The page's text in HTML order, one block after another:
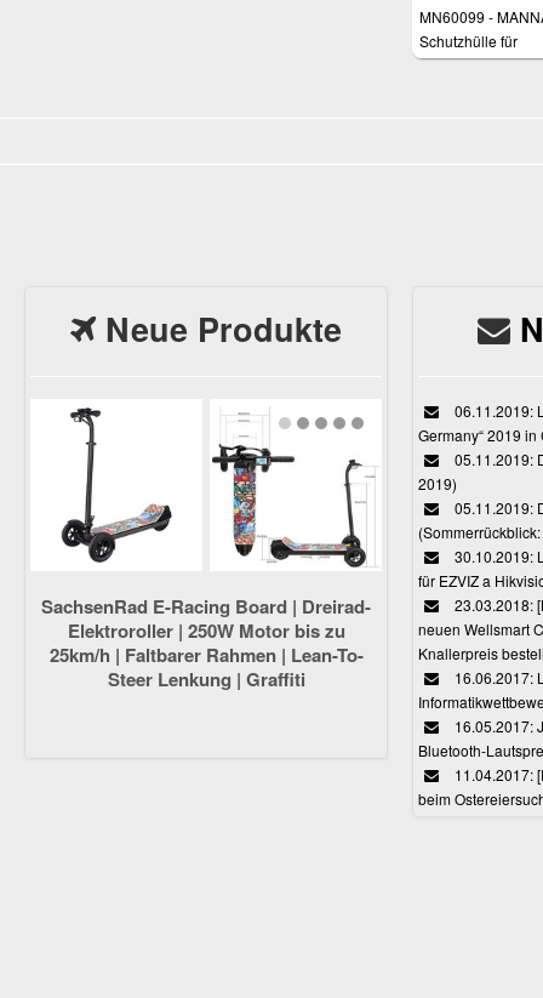
MN60099 -
Schutzhülle für
Samsung Galaxy
Neue Produkte
SachsenRad E-Racing Board | Dreirad-
Elektroroller | 250W Motor bis zu
25km/h | Faltbarer Rahmen | Lean-To-
Steer Lenkung | Graffiti
06.11.2019:
Germany“ 2019
05.11.2019:
2019)
05.11.2019:
30.10.2019:
für EZVIZ a
23.03.2018:
neuen Wellsmart
Knallerpreis
16.06.2017:
16.05.2017:
Bluetooth-
11.04.2017:
beim